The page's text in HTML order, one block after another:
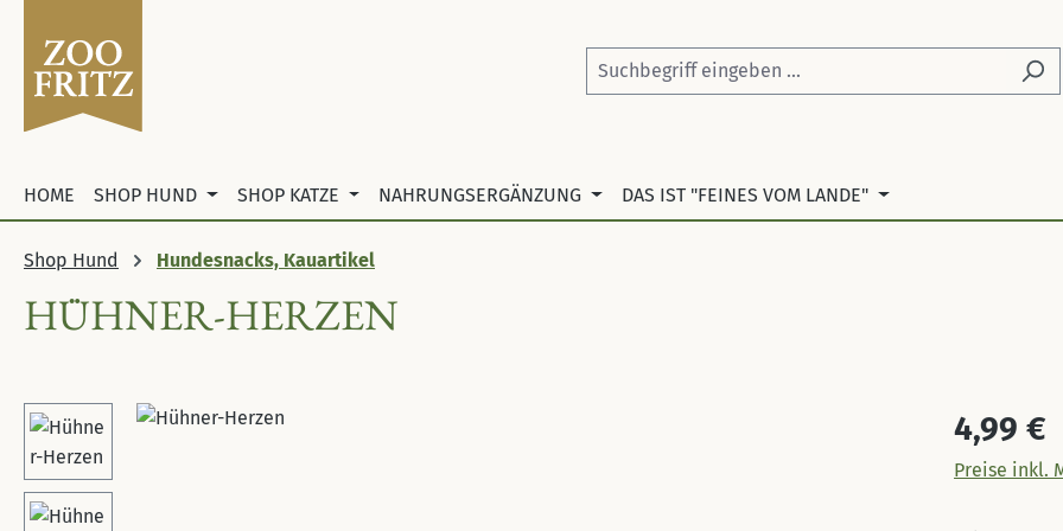
HOME SHOP HUND SHOP KATZE NAHRUNGSERGÄNZUNG DAS IST "FEINES VOM LANDE"
Shop Hund Hundesnacks, Kauartikel
HÜHNER-HERZEN
Bildergalerie überspringen Regulärer
4,99 €
Preise inkl.